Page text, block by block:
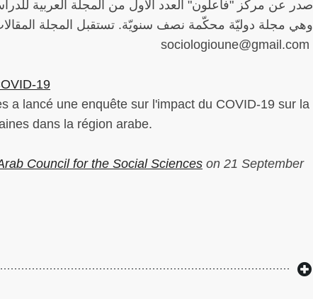
صدر عن مركز "فاعلون" العدد الأول من المجلة العربية
وهي مجلة دوليّة محكّمة نصف سنويّة. تستقبل المجلة المقالات
sociologioune@gmail.com
19
a lancé une enquête sur l'impact du COVID-19 sur la
dans la région arabe.
Council for the Social Sciences on 21 September